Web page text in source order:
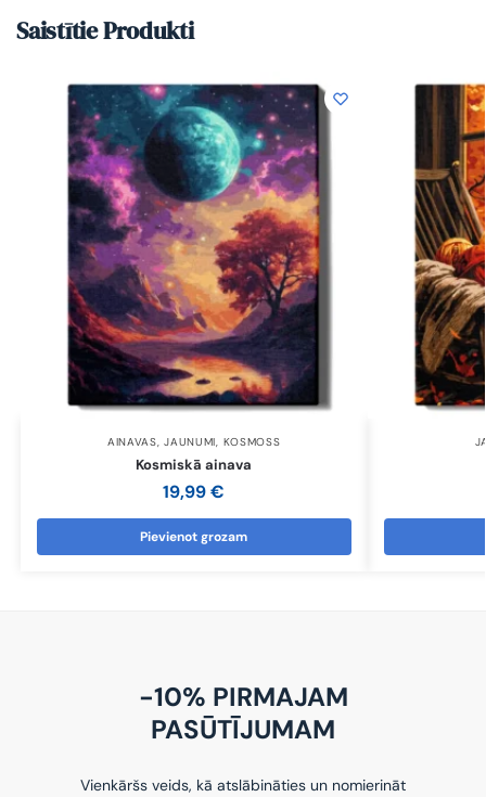
Saistītie Produkti
AINAVAS,JAUNUMI, KOSMOSS
Kosmiskā ainava
19,99€
Pievienot grozam
-10% PIRMAJAM
PASŪTĪJUMAM
Vienkāršs veids, kā atslābināties un nomierināt